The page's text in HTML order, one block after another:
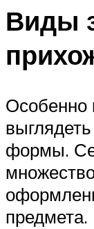
Виды
Особенно
формы.
предмета.